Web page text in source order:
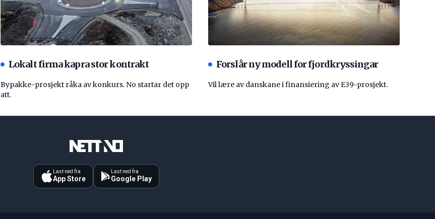
Lokalt firma kapra stor kontrakt
Bypakke-prosjekt råka av konkurs. No startar det opp
att.
Forslår ny modell for fjordkryssingar
Vil lære av danskane i finansiering av E39-prosjekt.
Last ned fra
App Store
Last ned fra
Google Play